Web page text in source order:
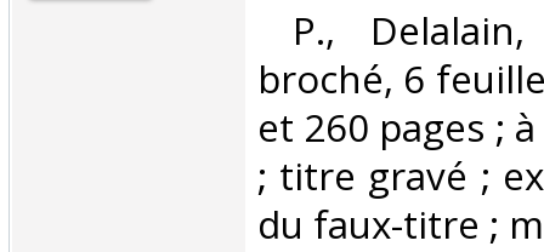
P.,
broché, 6
et 260 pages ;
; titre gravé ;
du faux-titre ;